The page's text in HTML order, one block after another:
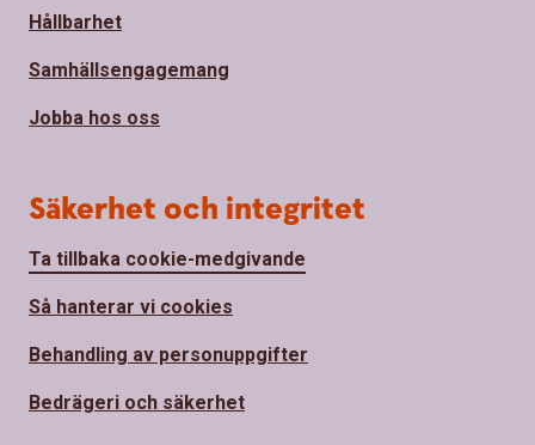
Hållbarhet
Samhällsengagemang
Jobba hos oss
Säkerhet och integritet
Ta tillbaka cookie-medgivande
Så hanterar vi cookies
Behandling av personuppgifter
Bedrägeri och säkerhet